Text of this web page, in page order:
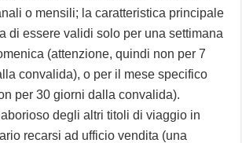
o mensili; la caratteristica principale
di essere validi solo per una settimana
(attenzione, quindi non per 7
convalida), o per il mese specifico
per 30 giorni dalla convalida).
degli altri titoli di viaggio in
recarsi ad ufficio vendita (una